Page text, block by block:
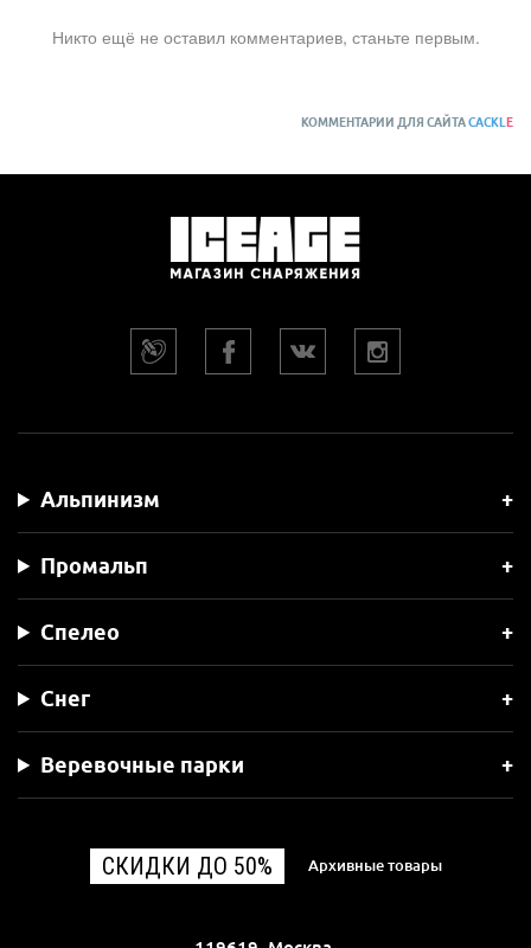
Никто ещё не оставил комментариев, станьте первым.
КОММЕНТАРИИ ДЛЯ САЙТАCACKLE
Альпинизм
Промальп
Спелео
Снег
Веревочные парки
СКИДКИ ДО 50% Архивные товары